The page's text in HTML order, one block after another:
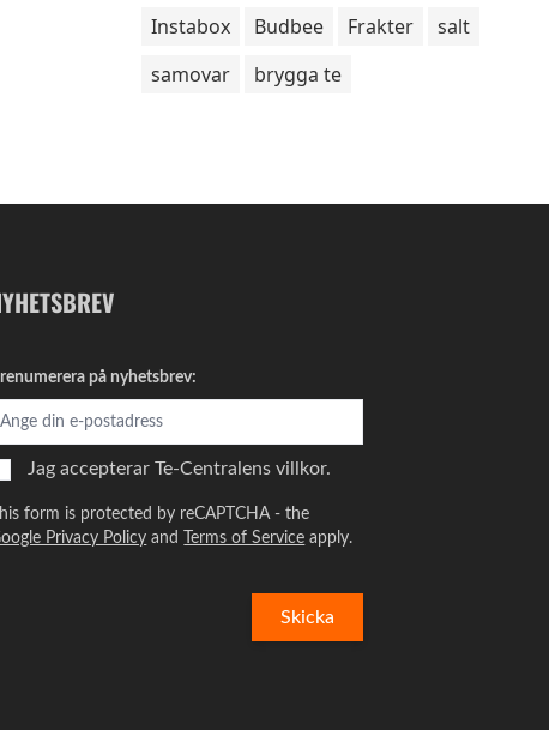
Instabox
Budbee Frakter
salt
samovar
brygga te
på nyhetsbrev:
Jag accepterar Te-Centralens villkor.
form is protected by reCAPTCHA - the
Privacy Policy and Terms of Service apply.
Skicka